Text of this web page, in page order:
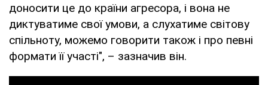
доносити це до країни агресора, і вона не
диктуватиме свої умови, а слухатиме світову
спільноту, можемо говорити також і про певні
формати її участі", – зазначив він.